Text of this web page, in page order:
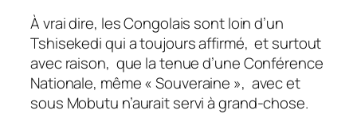
À vrai dire, les Congolais sont loin d’un
Tshisekedi qui a toujours affirmé, et surtout
avec raison, que la tenue d’une Conférence
Nationale, même « Souveraine », avec et
sous Mobutu n’aurait servi à grand-chose.